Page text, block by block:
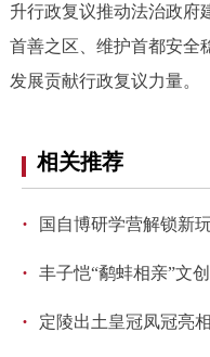
升行政复议推动法治政府
首善之区、维护首都安全
发展贡献行政复议力量。
相关推荐
· 国自博研学营解锁新
· 丰子恺“鹬蚌相亲”文
· 定陵出土皇冠凤冠亮